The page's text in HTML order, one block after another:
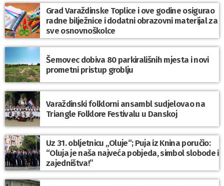
Grad Varaždinske Toplice i ove godine osigurao
radne bilježnice i dodatni obrazovni materijal za
sve osnovnoškolce
Šemovec dobiva 80 parkirališnih mjesta i novi
prometni pristup groblju
Varaždinski folklorni ansambl sudjelovao na
Triangle Folklore Festivalu u Danskoj
Uz 31. obljetnicu „Oluje“; Puja iz Knina poručio:
“Oluja je naša najveća pobjeda, simbol slobode i
zajedništva!”